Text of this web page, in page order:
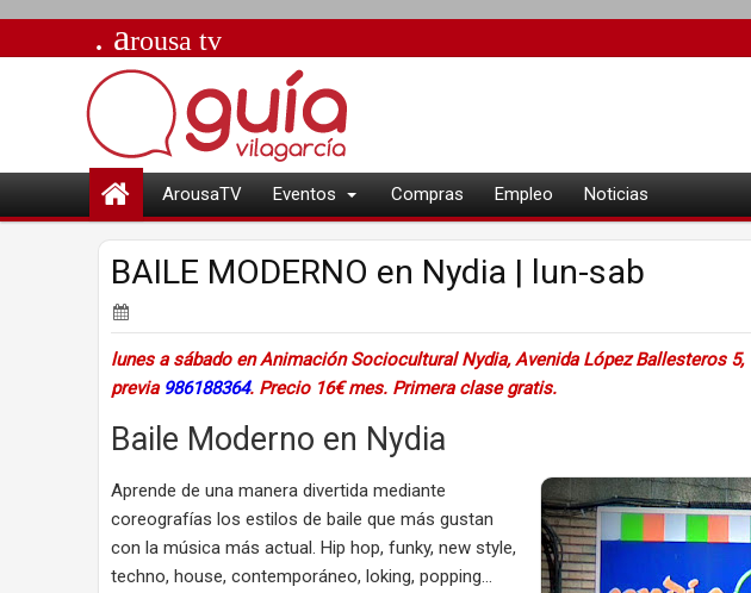
. arousa tv
ArousaTV Eventos Compras Empleo Noticias
BAILE MODERNO en Nydia | lun-sab
lunes a sábado en Animación Sociocultural Nydia,Avenida López Ballesteros 5,
previa 986188364. Precio 16€ mes. Primera clase gratis.
Baile Moderno en Nydia
Aprende de una manera divertida mediante
coreografías los estilos de baile que más gustan
con la música más actual. Hip hop, funky, new style,
techno, house, contemporáneo, loking, popping…